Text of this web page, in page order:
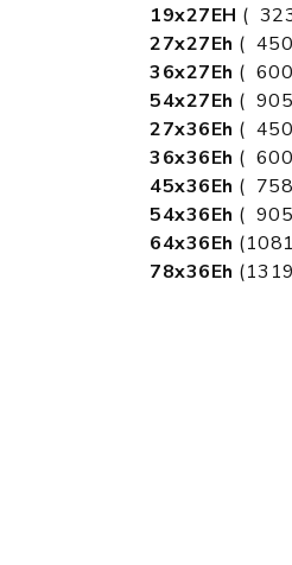
19x27EH (
27x27Eh (
36x27Eh (
54x27Eh (
27x36Eh (
36x36Eh (
45x36Eh (
54x36Eh (
64x36Eh
78x36Eh